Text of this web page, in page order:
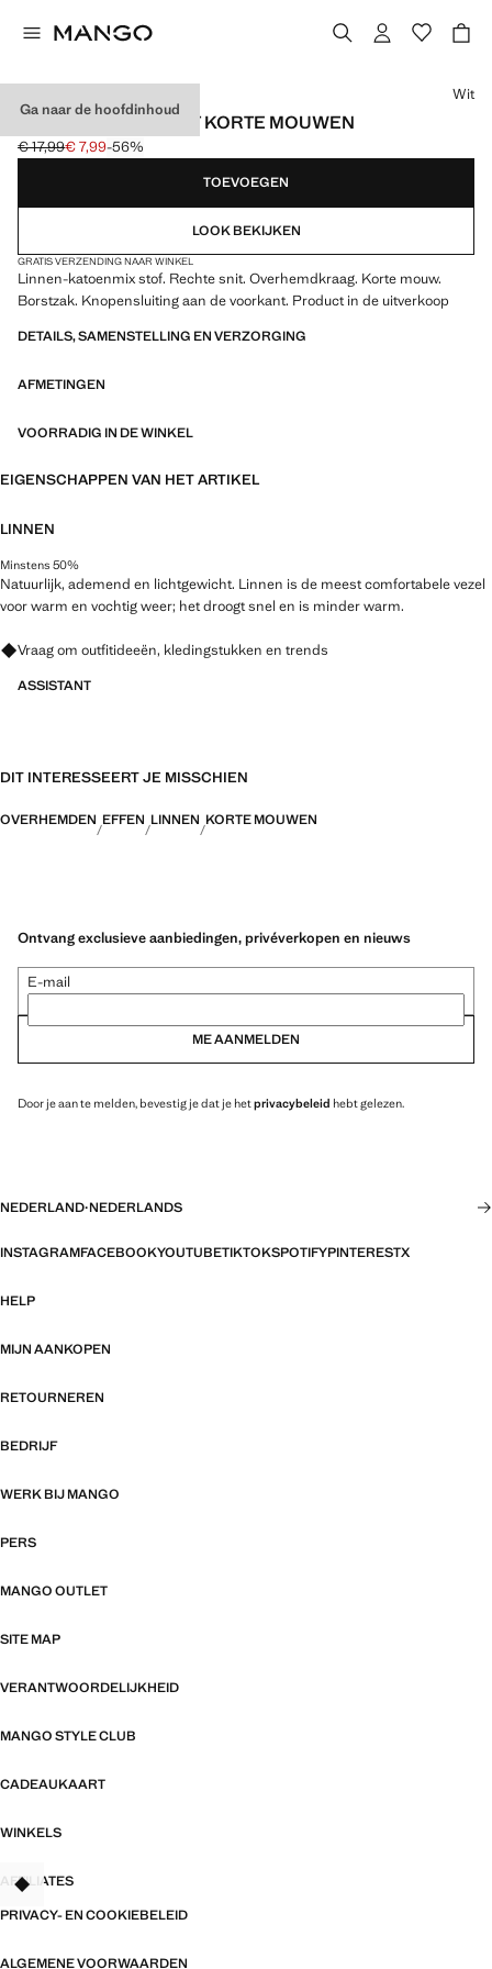
Ga naar de hoofdinhoud
LINNEN BLOUSE MET KORTE MOUWEN
Oorspronkelijke prijs doorgehaald [€ 17,99 ]
€ 17,99
Huidige prijs [€ 7,99 ]
€ 7,99-56%
Kies een kleur
Wit
TOEVOEGEN
LOOK BEKIJKEN
GRATIS VERZENDING NAAR WINKEL
Linnen-katoenmix stof. Rechte snit. Overhemdkraag. Korte mouw.
Borstzak. Knopensluiting aan de voorkant. Product in de uitverkoop
DETAILS, SAMENSTELLING EN VERZORGING
AFMETINGEN
VOORRADIG IN DE WINKEL
EIGENSCHAPPEN VAN HET ARTIKEL
LINNEN
Minstens 50%
Natuurlijk, ademend en lichtgewicht. Linnen is de meest comfortabele vezel
voor warm en vochtig weer; het droogt snel en is minder warm.
Vraag om outfitideeën, kledingstukken en trends
ASSISTANT
DIT INTERESSEERT JE MISSCHIEN
OVERHEMDEN EFFEN LINNEN KORTE MOUWEN
Ontvang exclusieve aanbiedingen, privéverkopen en nieuws
E-mail
ME AANMELDEN
Door je aan te melden, bevestig je dat je hetprivacybeleid hebt gelezen.
NEDERLAND·NEDERLANDS
INSTAGRAMFACEBOOKYOUTUBETIKTOKSPOTIFYPINTERESTX
HELP
MIJN AANKOPEN
RETOURNEREN
BEDRIJF
WERK BIJ MANGO
PERS
MANGO OUTLET
SITE MAP
VERANTWOORDELIJKHEID
MANGO STYLE CLUB
CADEAUKAART
WINKELS
AFFILIATES
PRIVACY- EN COOKIEBELEID
ALGEMENE VOORWAARDEN